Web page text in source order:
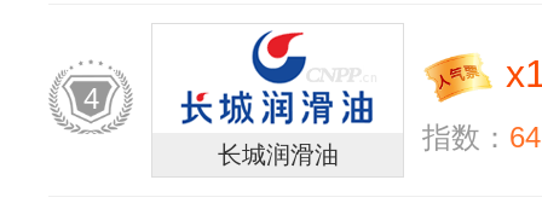
4
长城润滑油
x
指数：